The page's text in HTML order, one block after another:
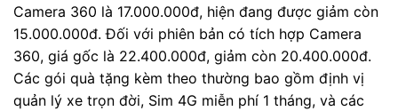
Camera 360 là 17.000.000đ, hiện đang được giảm còn
15.000.000đ. Đối với phiên bản có tích hợp Camera
360, giá gốc là 22.400.000đ, giảm còn 20.400.000đ.
Các gói quà tặng kèm theo thường bao gồm định vị
quản lý xe trọn đời, Sim 4G miễn phí 1 tháng, và các